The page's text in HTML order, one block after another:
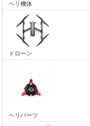
ヘリ機体
ドローン
ヘリパーツ